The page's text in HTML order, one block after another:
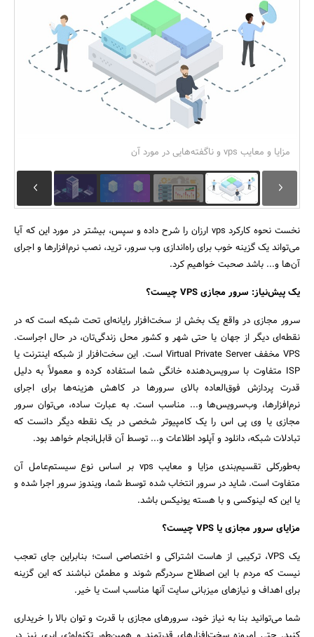
بانک، بیمه و سرمایه
مسکن و ساختمان
مزایا و معایب vps و ناگفته‌هایی در مورد آن
نخست نحوه کارکرد vps ارزان را شرح داده و سپس، بیشتر در مورد این که آیا
می‌تواند یک گزینه خوب برای راه‌اندازی وب سرور، ترید، نصب نرم‌افزارها و اجرای
آن‌ها و... باشد صحبت خواهیم کرد.
یک پیش‌نیاز: سرور مجازی VPS چیست؟
سرور مجازی در واقع یک بخش از سخت‌افزار رایانه‌ای تحت شبکه است که در
نقطه‌ای دیگر از جهان یا حتی شهر و کشور محل زندگی‌تان، در حال اجراست.
VPS مخفف Virtual Private Server است. این سخت‌افزار از شبکه اینترنت یا
ISP متفاوت با سرویس‌دهنده خانگی شما استفاده کرده و معمولاً به دلیل
قدرت پردازش فوق‌العاده بالای سرورها در کاهش هزینه‌ها برای اجرای
نرم‌افزارها، وب‌سرویس‌ها و... مناسب است. به عبارت ساده، می‌توان سرور
مجازی یا وی پی اس را یک کامپیوتر شخصی در یک نقطه دیگر دانست که
تبادلات شبکه، دانلود و آپلود اطلاعات و... توسط آن قابل‌انجام خواهد بود.
به‌طورکلی تقسیم‌بندی مزایا و معایب vps بر اساس نوع سیستم‌عامل آن
متفاوت است. شاید در سرور انتخاب شده توسط شما، ویندوز سرور اجرا شده و
یا این که لینوکسی و با هسته یونیکس باشد.
مزایای سرور مجازی یا VPS چیست؟
یک VPS، ترکیبی از هاست اشتراکی و اختصاصی است؛ بنابراین جای تعجب
نیست که مردم با این اصطلاح سردرگم شوند و مطمئن نباشند که این گزینه
برای اهداف و نیازهای میزبانی سایت آنها مناسب است یا خیر.
شما می‌توانید بنا به نیاز خود، سرورهای مجازی با قدرت و توان بالا را خریداری